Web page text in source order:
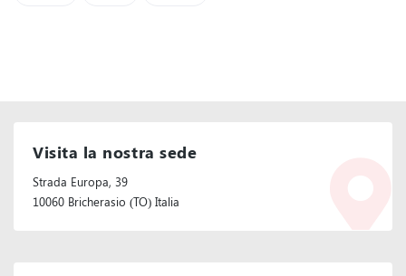
Visita la nostra sede
Strada Europa, 39
10060 Bricherasio (TO) Italia